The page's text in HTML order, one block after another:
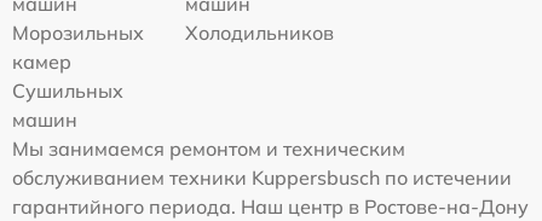
Морозильных
камер
Холодильников
Сушильных
машин
Мы занимаемся ремонтом и техническим
обслуживанием техники Kuppersbusch по истечении
гарантийного периода. Наш центр в Ростове-на-Дону